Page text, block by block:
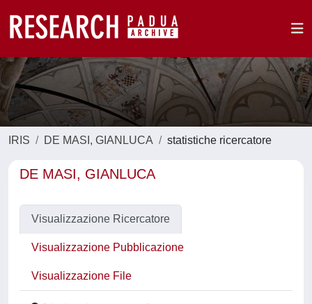
IRIS DE MASI, GIANLUCA statistiche ricercatore
DE MASI, GIANLUCA
Visualizzazione Ricercatore
Visualizzazione Pubblicazione
Visualizzazione File